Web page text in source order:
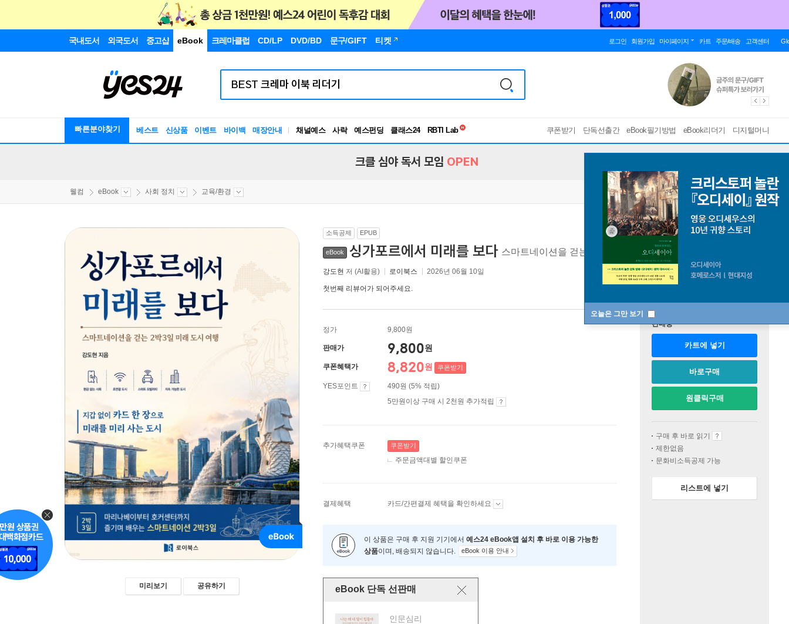
국내도서 외국도서 중고샵 eBook 크레마클럽 CD/LP DVD/BD 문구/GIFT 티켓 로그인 회원가입 마이페이지 카트 주문/배송 고객센터
빠른분야찾기 베스트 신상품 이벤트 바이백 매장안내 채널예스 사락 예스펀딩 클래스24
독서유형검사
쿠폰받기 단독선출간 eBook필기방법 eBook리더기 디지털머니
오늘은 그만 보기
크클 심야 독서 모임 OPEN
웰컴 eBook 사회 정치 교육/환경
미리보기 공유하기
소득공제 EPUB
eBook 싱가포르에서 미래를 보다 스마트네이션을 걷는 사흘의 미래 도시 여행
강도현 저 (AI활용) 로이북스 2026년 06월 10일
첫번째 리뷰어가 되어주세요.
정가 9,800원
판매가 9,800원
쿠폰혜택가 8,820원 쿠폰받기
YES포인트
490원 (5% 적립)
5만원이상 구매 시 2천원 추가적립
추가혜택쿠폰 쿠폰받기
주문금액대별 할인쿠폰
결제혜택 카드/간편결제 혜택을 확인하세요
이 상품은 구매 후 지원 기기에서 예스24 eBook앱 설치 후 바로 이용 가능한
상품이며, 배송되지 않습니다. eBook 이용 안내
eBook 단독 선판매
인문심리
판매중
카트에 넣기
바로구매
원클릭구매
구매 후 바로 읽기
제한없음
문화비소득공제 가능
리스트에 넣기